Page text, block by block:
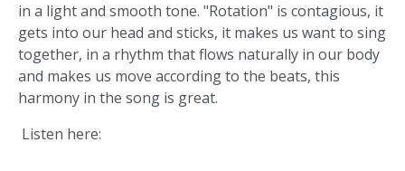
in a light and smooth tone. "Rotation" is contagious, it
gets into our head and sticks, it makes us want to sing
together, in a rhythm that flows naturally in our body
and makes us move according to the beats, this
harmony in the song is great.
Listen here: